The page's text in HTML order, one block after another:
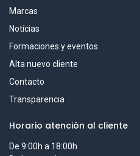
Marcas
Notícias
Formaciones y eventos
Alta nuevo cliente
Contacto
Transparencia
Horario atención al cliente
De 9:00h a 18:00h